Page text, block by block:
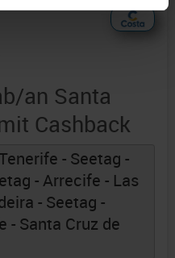
an Santa
Cashback
- Seetag -
- Arrecife - Las
- Seetag -
- Santa Cruz de